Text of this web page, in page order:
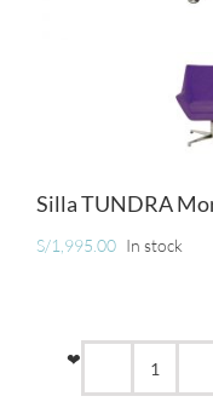
Silla TUNDRA
S/1,995.00 In stock
❤
Silla